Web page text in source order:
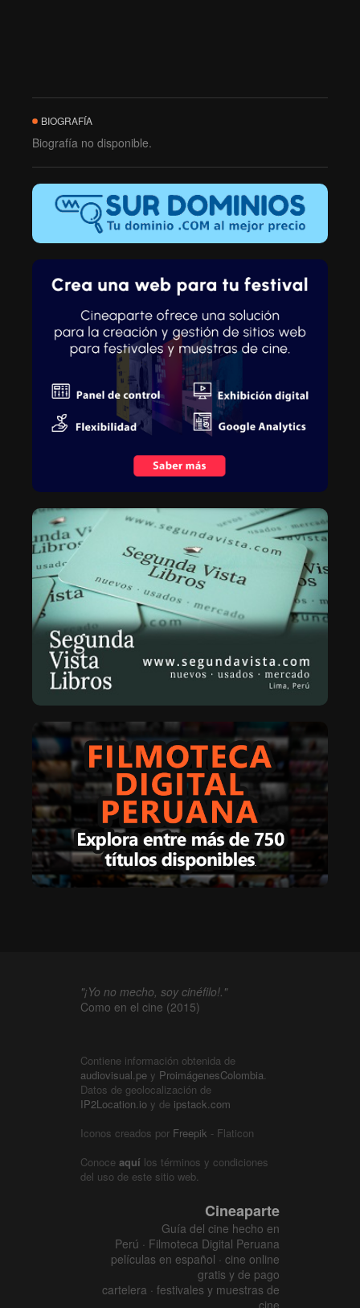
BIOGRAFÍA
Biografía no disponible.
"¡Yo no mecho, soy cinéfilo!."
Como en el cine (2015)
Contiene información obtenida de
audiovisual.pe y ProimágenesColombia.
Datos de geolocalización de
IP2Location.io y de ipstack.com
Iconos creados por Freepik - Flaticon
Conoce aquí los términos y condiciones
del uso de este sitio web.
Cineaparte
Guía del cine hecho en
Perú · Filmoteca Digital Peruana
películas en español · cine online
gratis y de pago
cartelera · festivales y muestras de